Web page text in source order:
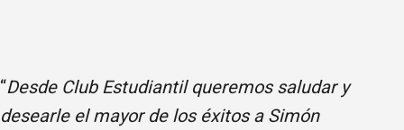
“Desde Club Estudiantil queremos saludar y
desearle el mayor de los éxitos a Simón